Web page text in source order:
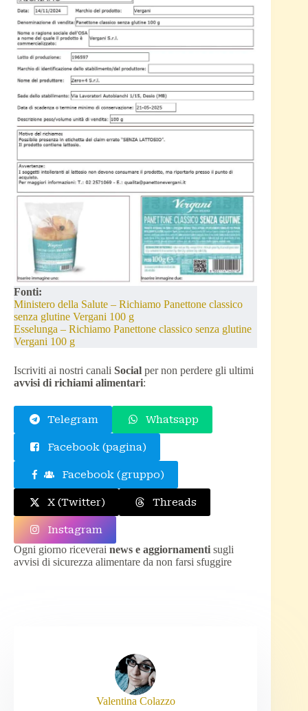
Fonti:
Ministero della Salute – Richiamo Panettone classico
senza glutine Vergani 100 g
Esselunga – Richiamo Panettone classico senza glutine
Vergani 100 g
Iscriviti ai nostri canali Social per non perdere gli ultimi
avvisi di richiami alimentari:
Telegram Whatsapp
Facebook (pagina)
Facebook (gruppo)
X (Twitter) Threads
Instagram
Ogni giorno riceverai news e aggiornamenti sugli
avvisi di sicurezza alimentare da non farsi sfuggire
Valentina Colazzo